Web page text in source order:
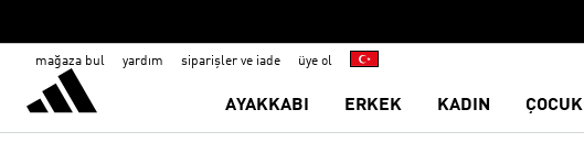
mağaza bul yardım siparişler ve iade üye ol
AYAKKABI ERKEK KADIN ÇOCUK